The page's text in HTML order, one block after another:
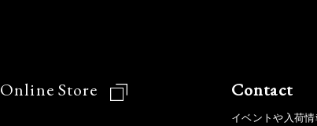
Online Store Contact
イベントや入荷